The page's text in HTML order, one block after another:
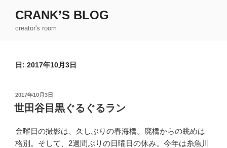
CRANK’S BLOG
creator's room
日: 2017年10月3日
投
稿
日:
2017年10月3日
世田谷目黒ぐるぐるラン
金曜日の撮影は、久しぶりの春海橋。廃橋からの眺めは
格別。そして、2週間ぶりの日曜日の休み。今年は糸魚川